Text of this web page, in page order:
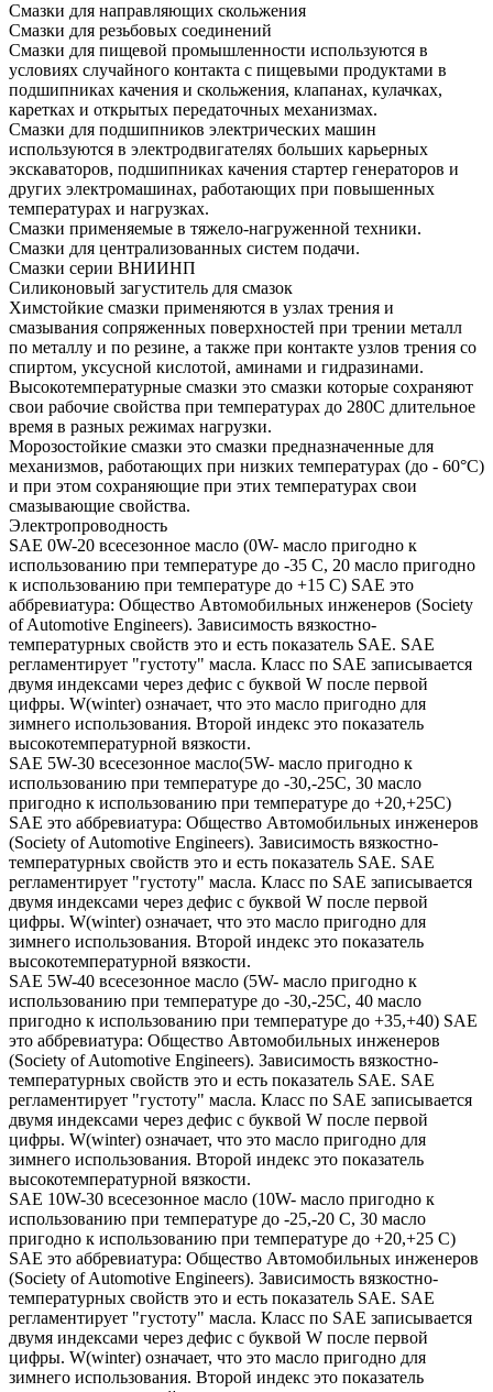
Смазки для направляющих скольжения
Смазки для резьбовых соединений
Смазки для пищевой промышленности используются в
условиях случайного контакта с пищевыми продуктами в
подшипниках качения и скольжения, клапанах, кулачках,
каретках и открытых передаточных механизмах.
Смазки для подшипников электрических машин
используются в электродвигателях больших карьерных
экскаваторов, подшипниках качения стартер генераторов и
других электромашинах, работающих при повышенных
температурах и нагрузках.
Смазки применяемые в тяжело-нагруженной техники.
Смазки для централизованных систем подачи.
Смазки серии ВНИИНП
Силиконовый загуститель для смазок
Химстойкие смазки применяются в узлах трения и
смазывания сопряженных поверхностей при трении металл
по металлу и по резине, а также при контакте узлов трения со
спиртом, уксусной кислотой, аминами и гидразинами.
Высокотемпературные смазки это смазки которые сохраняют
свои рабочие свойства при температурах до 280С длительное
время в разных режимах нагрузки.
Морозостойкие смазки это смазки предназначенные для
механизмов, работающих при низких температурах (до - 60°С)
и при этом сохраняющие при этих температурах свои
смазывающие свойства.
Электропроводность
SAE 0W-20 всесезонное масло (0W- масло пригодно к
использованию при температуре до -35 С, 20 масло пригодно
к использованию при температуре до +15 С) SAE это
аббревиатура: Общество Автомобильных инженеров (Society
of Automotive Engineers). Зависимость вязкостно-
температурных свойств это и есть показатель SAE. SAE
регламентирует "густоту" масла. Класс по SAE записывается
двумя индексами через дефис с буквой W после первой
цифры. W(winter) означает, что это масло пригодно для
зимнего использования. Второй индекс это показатель
высокотемпературной вязкости.
SAE 5W-30 всесезонное масло(5W- масло пригодно к
использованию при температуре до -30,-25С, 30 масло
пригодно к использованию при температуре до +20,+25С)
SAE это аббревиатура: Общество Автомобильных инженеров
(Society of Automotive Engineers). Зависимость вязкостно-
температурных свойств это и есть показатель SAE. SAE
регламентирует "густоту" масла. Класс по SAE записывается
двумя индексами через дефис с буквой W после первой
цифры. W(winter) означает, что это масло пригодно для
зимнего использования. Второй индекс это показатель
высокотемпературной вязкости.
SAE 5W-40 всесезонное масло (5W- масло пригодно к
использованию при температуре до -30,-25С, 40 масло
пригодно к использованию при температуре до +35,+40) SAE
это аббревиатура: Общество Автомобильных инженеров
(Society of Automotive Engineers). Зависимость вязкостно-
температурных свойств это и есть показатель SAE. SAE
регламентирует "густоту" масла. Класс по SAE записывается
двумя индексами через дефис с буквой W после первой
цифры. W(winter) означает, что это масло пригодно для
зимнего использования. Второй индекс это показатель
высокотемпературной вязкости.
SAE 10W-30 всесезонное масло (10W- масло пригодно к
использованию при температуре до -25,-20 С, 30 масло
пригодно к использованию при температуре до +20,+25 С)
SAE это аббревиатура: Общество Автомобильных инженеров
(Society of Automotive Engineers). Зависимость вязкостно-
температурных свойств это и есть показатель SAE. SAE
регламентирует "густоту" масла. Класс по SAE записывается
двумя индексами через дефис с буквой W после первой
цифры. W(winter) означает, что это масло пригодно для
зимнего использования. Второй индекс это показатель